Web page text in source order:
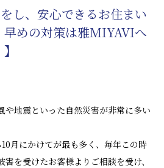
し、安心できるお住まい
早めの対策は雅MIYAVIへ
や地震といった自然災害が非常に多い
月にかけてが最も多く、毎年この時
を受けたお客様よりご相談を受け、